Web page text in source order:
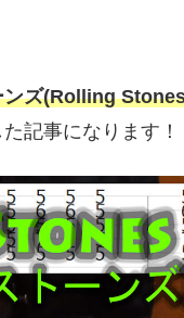
ンズ(Rolling
記事になります！